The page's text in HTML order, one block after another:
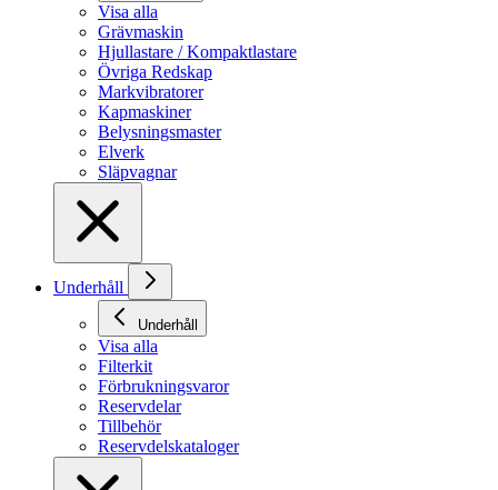
Visa alla
Grävmaskin
Hjullastare / Kompaktlastare
Övriga Redskap
Markvibratorer
Kapmaskiner
Belysningsmaster
Elverk
Släpvagnar
Underhåll
Underhåll
Visa alla
Filterkit
Förbrukningsvaror
Reservdelar
Tillbehör
Reservdelskataloger